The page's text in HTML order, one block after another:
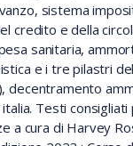
sistema
credito e della
sanitaria,
e i tre pilastri
decentramento
Testi
a cura di Harvey